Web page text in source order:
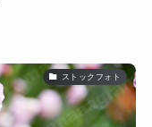
ストックフォト